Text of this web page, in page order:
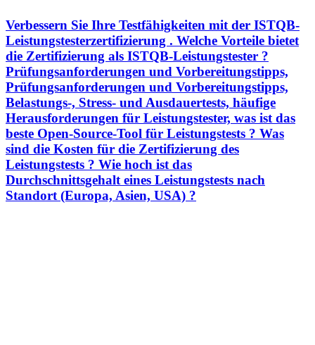
Verbessern Sie Ihre Testfähigkeiten mit der ISTQB-
Leistungstesterzertifizierung . Welche Vorteile bietet
die Zertifizierung als ISTQB-Leistungstester ?
Prüfungsanforderungen und Vorbereitungstipps,
Prüfungsanforderungen und Vorbereitungstipps,
Belastungs-, Stress- und Ausdauertests, häufige
Herausforderungen für Leistungstester, was ist das
beste Open-Source-Tool für Leistungstests ? Was
sind die Kosten für die Zertifizierung des
Leistungstests ? Wie hoch ist das
Durchschnittsgehalt eines Leistungstests nach
Standort (Europa, Asien, USA) ?